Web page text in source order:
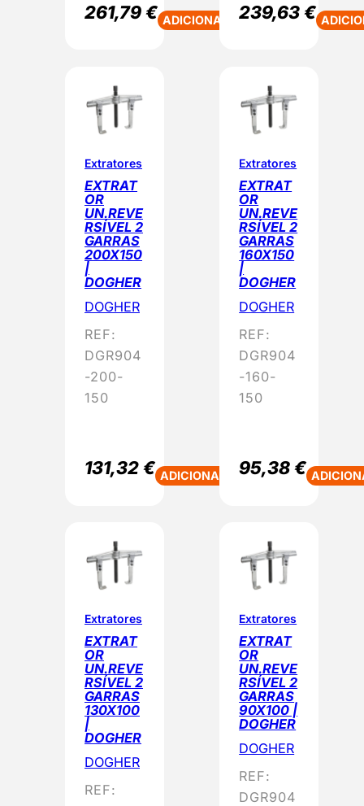
261,79€ ADICIONAR 239,63€
Extratores
EXTRAT
OR
UN.REVE
RSÍVEL 2
GARRAS
200X150
|
DOGHER
DOGHER
REF:
DGR904
-200-
150
131,32€ ADICIONAR
Extratores
EXTRAT
OR
UN.REVE
RSÍVEL 2
GARRAS
160X150
|
DOGHER
DOGHER
REF:
DGR904
-160-
150
95,38€
Extratores
EXTRAT
OR
UN.REVE
RSÍVEL 2
GARRAS
130X100
|
DOGHER
DOGHER
REF:
Extratores
EXTRAT
OR
UN.REVE
RSÍVEL 2
GARRAS
90X100 |
DOGHER
DOGHER
REF:
DGR904